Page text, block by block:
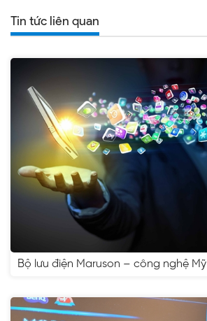
Tin tức liên quan
Bộ lưu điện Maruson – công nghệ Mỹ